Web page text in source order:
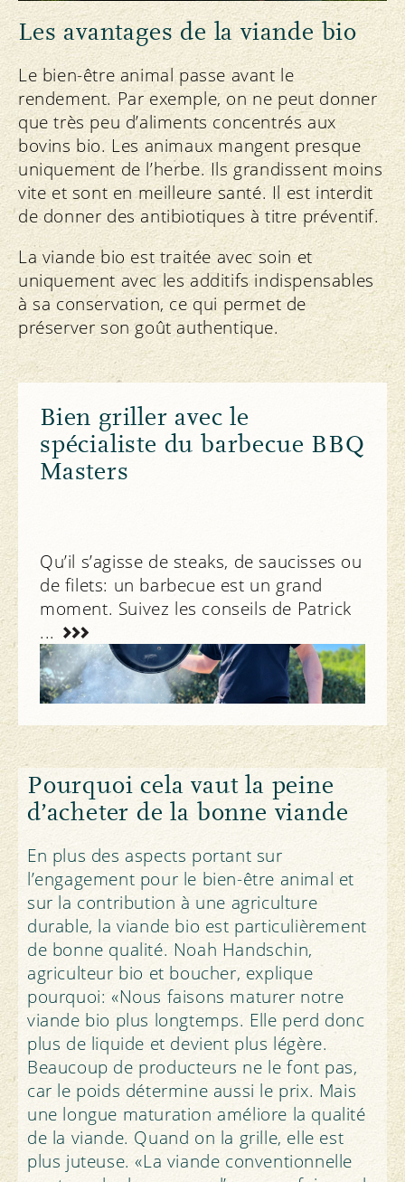
Les avantages de la viande bio
Le bien-être animal passe avant le
rendement. Par exemple, on ne peut donner
que très peu d’aliments concentrés aux
bovins bio. Les animaux mangent presque
uniquement de l’herbe. Ils grandissent moins
vite et sont en meilleure santé. Il est interdit
de donner des antibiotiques à titre préventif.
La viande bio est traitée avec soin et
uniquement avec les additifs indispensables
à sa conservation, ce qui permet de
préserver son goût authentique.
Bien griller avec le
spécialiste du barbecue BBQ
Masters
Qu’il s’agisse de steaks, de saucisses ou
de filets: un barbecue est un grand
moment. Suivez les conseils de Patrick
...
Manger et boire
Pourquoi cela vaut la peine
d’acheter de la bonne viande
En plus des aspects portant sur
l’engagement pour le bien-être animal et
sur la contribution à une agriculture
durable, la viande bio est particulièrement
de bonne qualité. Noah Handschin,
agriculteur bio et boucher, explique
pourquoi: «Nous faisons maturer notre
viande bio plus longtemps. Elle perd donc
plus de liquide et devient plus légère.
Beaucoup de producteurs ne le font pas,
car le poids détermine aussi le prix. Mais
une longue maturation améliore la qualité
de la viande. Quand on la grille, elle est
plus juteuse. «La viande conventionnelle